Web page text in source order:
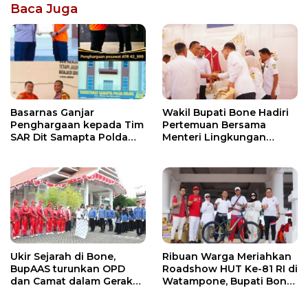
Baca Juga
Basarnas Ganjar
Penghargaan kepada Tim
SAR Dit Samapta Polda
Wakil Bupati Bone Hadiri
Pertemuan Bersama
Menteri Lingkungan
PSEL
Ukir Sejarah di Bone,
BupAAS turunkan OPD
dan Camat dalam Gerak
Ribuan Warga Meriahkan
Roadshow HUT Ke-81 RI di
Watampone, Bupati Bone